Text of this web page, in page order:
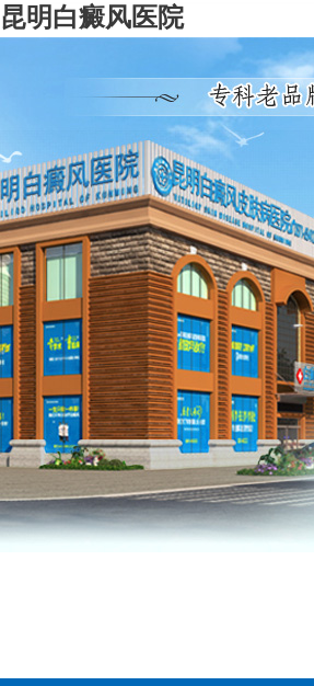
昆明白癜风医院